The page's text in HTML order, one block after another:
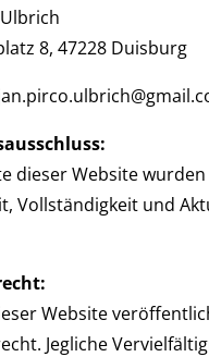
8, 47228 Duisburg
dieser Website
Vollständigkeit und
Website
Jegliche